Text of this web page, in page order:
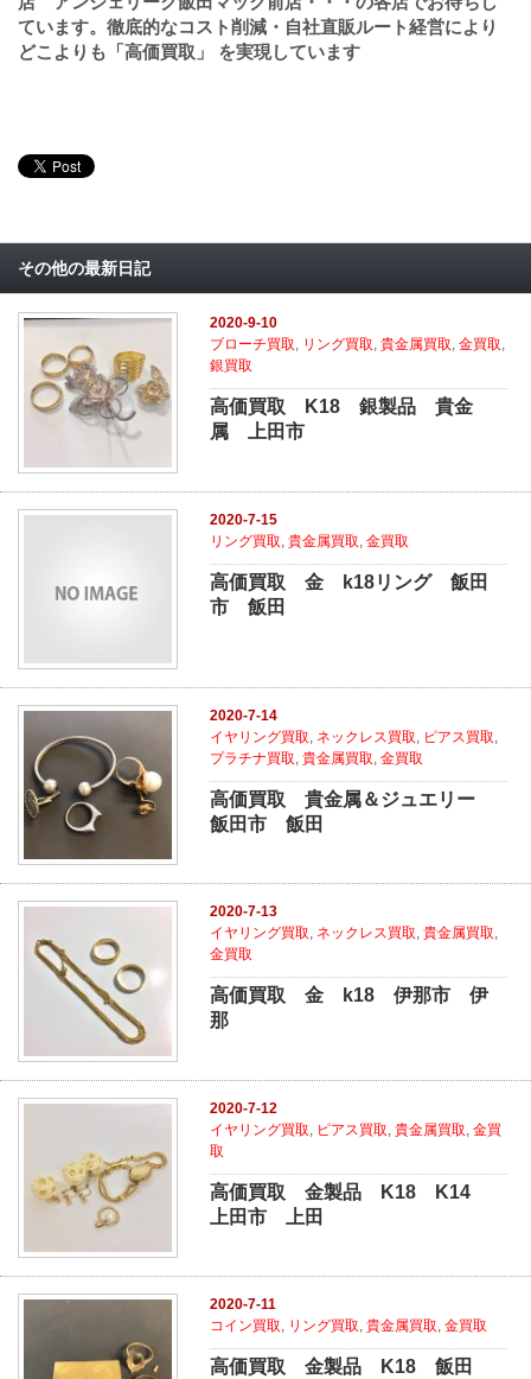
ています。徹底的なコスト削減・自社直販ルート経営により
どこよりも「高価買取」 を実現しています
その他の最新日記
2020-9-10
ブローチ買取, リング買取,貴金属買取,金買取,
銀買取
高価買取 K18 銀製品 貴金
属 上田市
2020-7-15
リング買取 ,貴金属買取 ,金買取
高価買取 金 k18リング 飯田
市 飯田
2020-7-14
イヤリング買取, ネックレス買取, ピアス買取,
プラチナ買取,貴金属買取,金買取
高価買取 貴金属＆ジュエリー
飯田市 飯田
2020-7-13
イヤリング買取, ネックレス買取,貴金属買取,
金買取
高価買取 金 k18 伊那市 伊
那
2020-7-12
イヤリング買取
ピアス買取 ,貴金属買取 ,金買
取
高価買取 金製品 K18 K14
上田市 上田
2020-7-11
コイン買取, リング買取,貴金属買取,金買取
高価買取 金製品 K18 飯田